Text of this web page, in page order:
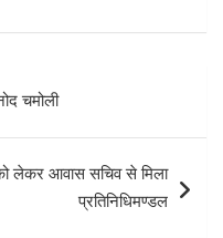
ar
चमोली
को लेकर आवास सचिव से मिला
प्रतिनिधिमण्डल